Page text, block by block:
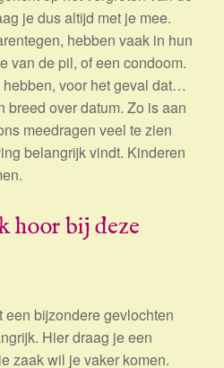
je dus altijd met je mee.
hebben vaak in hun
van de pil, of een condoom.
voor het geval dat…
breed over datum. Zo is aan
meedragen veel te zien
belangrijk vindt. Kinderen
hoor bij deze
een bijzondere gevlochten
Hier draag je een
zaak wil je vaker komen.